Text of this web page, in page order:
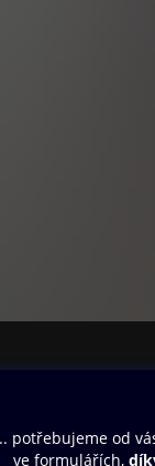
Aplikace a hry
SMS/MMS Info